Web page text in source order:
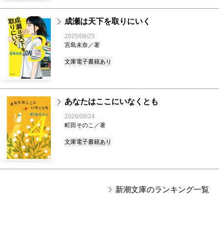
3
成瀬は天下を取りにいく
2025/06/25
宮島未奈／著
文庫電子書籍あり
4
あなたはここにいなくとも
2026/06/24
町田そのこ／著
文庫電子書籍あり
新潮文庫のランキング一覧